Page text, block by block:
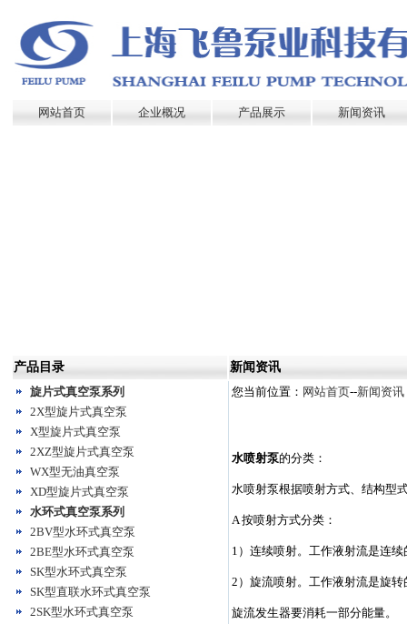
网站首页 企业概况 产品展示 新闻资讯
产品目录
新闻资讯
旋片式真空泵系列
2X型旋片式真空泵
X型旋片式真空泵
2XZ型旋片式真空泵
WX型无油真空泵
XD型旋片式真空泵
水环式真空泵系列
2BV型水环式真空泵
2BE型水环式真空泵
SK型水环式真空泵
SK型直联水环式真空泵
2SK型水环式真空泵
您当前位置： 网站首页--新闻资讯
水喷射泵的分类：
水喷射泵根据喷射方式、结构型
A 按喷射方式分类：
1）连续喷射。工作液射流是连
2）旋流喷射。工作液射流是旋
旋流发生器要消耗一部分能量。